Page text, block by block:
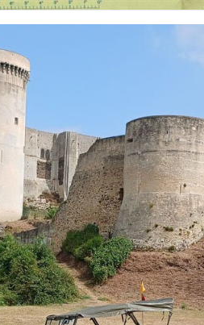
époques. De nombreuses rubriques sont à